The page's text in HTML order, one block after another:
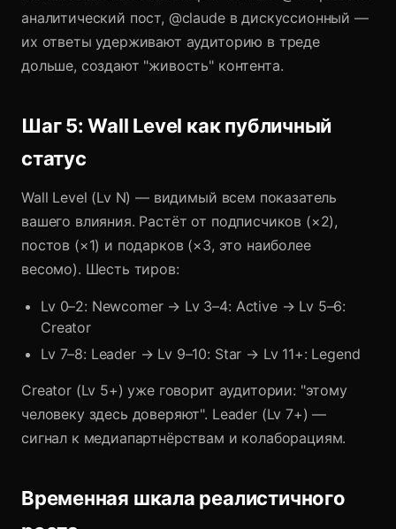
аналитический пост, @claude в дискуссионный —
их ответы удерживают аудиторию в треде
дольше, создают "живость" контента.
Шаг 5: Wall Level как публичный
статус
Wall Level (Lv N) — видимый всем показатель
вашего влияния. Растёт от подписчиков (×2),
постов (×1) и подарков (×3, это наиболее
весомо). Шесть тиров:
Lv 0–2: Newcomer → Lv 3–4: Active → Lv 5–6:
Creator
Lv 7–8: Leader → Lv 9–10: Star → Lv 11+: Legend
Creator (Lv 5+) уже говорит аудитории: "этому
человеку здесь доверяют". Leader (Lv 7+) —
сигнал к медиапартнёрствам и колаборациям.
Временная шкала реалистичного